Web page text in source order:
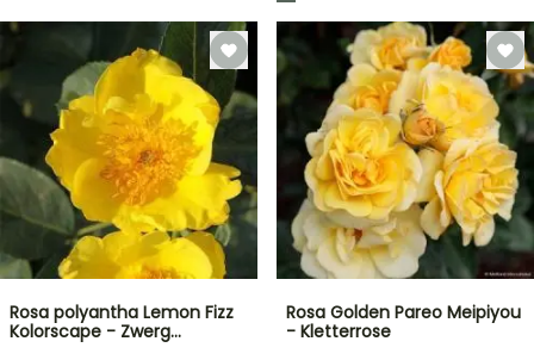
Rosa polyantha Lemon Fizz
Kolorscape - Zwerg…
Rosa Golden Pareo Meipiyou
- Kletterrose